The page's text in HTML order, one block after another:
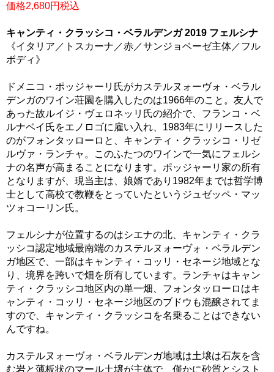
価格2,680円税込
キャンティ・クラッシコ・ベラルデンガ 2019 フェルシナ
《イタリア／トスカーナ／赤／サンジョベーゼ主体／フル
ボディ》
ドメニコ・ポッジャーリ氏がカステルヌォーヴォ・ベラル
デンガのワイン荘園を購入したのは1966年のこと。友人で
あった故ルイジ・ヴェロネッリ氏の紹介で、フランコ・ベ
ルナベイ氏をエノロゴに雇い入れ、1983年にリリースした
のがフォンタッローロと、キャンティ・クラッシコ・リゼ
ルヴァ・ランチャ。このふたつのワインで一気にフェルシ
ナの名声が高まることになります。ポッジャーリ家の所有
となりますが、現当主は、娘婿であり1982年までは哲学博
士として高校で教鞭をとっていたというジュゼッペ・マッ
ツォコーリン氏。
フェルシナが位置するのはシエナの北、キャンティ・クラ
ッシコ認定地域最南端のカステルヌォーヴォ・ベラルデン
ガ地区で、一部はキャンティ・コッリ・セネージ地域とな
り、境界を跨いで畑を所有しています。ランチャはキャン
ティ・クラッシコ地区内の単一畑、フォンタッローロはキ
ャンティ・コッリ・セネージ地区のブドウも混醸されてま
すので、キャンティ・クラッシコを名乗ることはできない
んですね。
カステルヌォーヴォ・ベラルデンガ地域は土壌は石灰を含
む岩と薄板状のマール土壌が主体で、僅かに砂質とシスト